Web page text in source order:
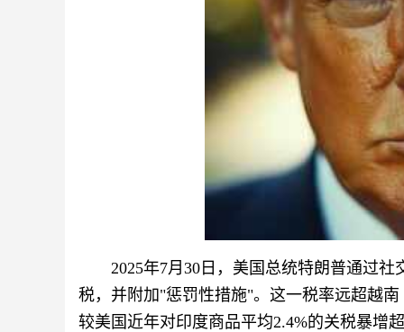
2025年7月30日，美国总统特朗普通过
税，并附加"惩罚性措施"。这一税率远超越
较美国近年对印度商品平均2.4%的关税暴增